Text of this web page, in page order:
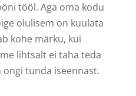
tööl. Aga oma kodu
olulisem on kuulata
kohe märku, kui
lihtsalt ei taha teda
tunda iseennast.